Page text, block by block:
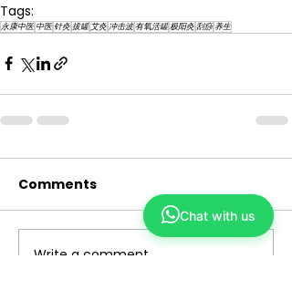
Tags:
永康中医 中医 针灸拔罐 艾灸冲击波 有氧活罐极阳灸 刮痧 养生
Comments
Write a comment...
Chat with us